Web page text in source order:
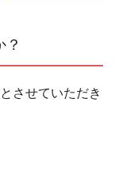
させていただき